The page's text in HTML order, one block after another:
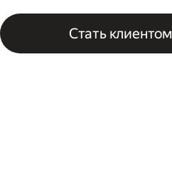
Стать клиентом